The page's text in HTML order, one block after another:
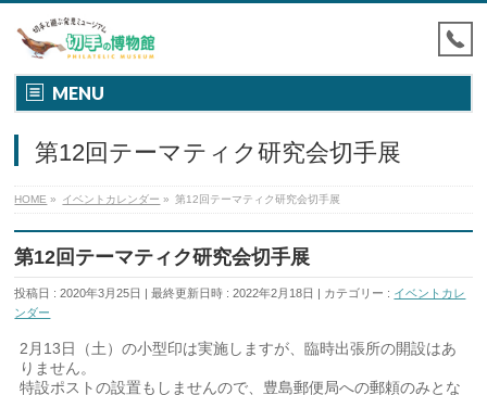
MENU
第12回テーマティク研究会切手展
HOME » イベントカレンダー » 第12回テーマティク研究会切手展
第12回テーマティク研究会切手展
投稿日 : 2020年3月25日 最終更新日時 : 2022年2月18日 カテゴリー : イベントカレ
ンダー
2月13日（土）の小型印は実施しますが、臨時出張所の開設はあ
りません。
特設ポストの設置もしませんので、豊島郵便局への郵頼のみとな